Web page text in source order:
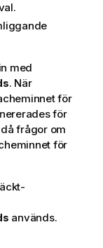
med
. När
för
för
frågor om
för
-
används.